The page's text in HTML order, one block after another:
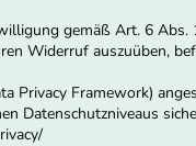
gemäß Art. 6 Abs.
Widerruf auszuüben,
Privacy Framework)
Datenschutzniveaus